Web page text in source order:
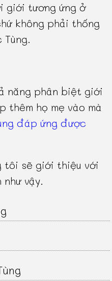
giới tương ứng ở
không phải thống
năng phân biệt giới
họ mẹ vào mà
đáp ứng được
tôi sẽ giới thiệu với
vậy.